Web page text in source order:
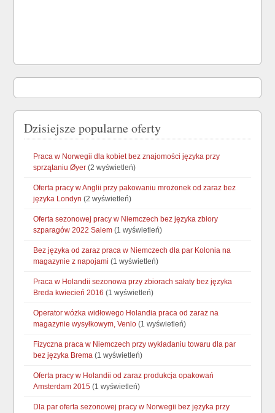
Dzisiejsze popularne oferty
Praca w Norwegii dla kobiet bez znajomości języka przy
sprzątaniu Øyer (2 wyświetleń)
Oferta pracy w Anglii przy pakowaniu mrożonek od zaraz bez
języka Londyn (2 wyświetleń)
Oferta sezonowej pracy w Niemczech bez języka zbiory
szparagów 2022 Salem (1 wyświetleń)
Bez języka od zaraz praca w Niemczech dla par Kolonia na
magazynie z napojami (1 wyświetleń)
Praca w Holandii sezonowa przy zbiorach sałaty bez języka
Breda kwiecień 2016 (1 wyświetleń)
Operator wózka widłowego Holandia praca od zaraz na
magazynie wysyłkowym, Venlo (1 wyświetleń)
Fizyczna praca w Niemczech przy wykładaniu towaru dla par
bez języka Brema (1 wyświetleń)
Oferta pracy w Holandii od zaraz produkcja opakowań
Amsterdam 2015 (1 wyświetleń)
Dla par oferta sezonowej pracy w Norwegii bez języka przy